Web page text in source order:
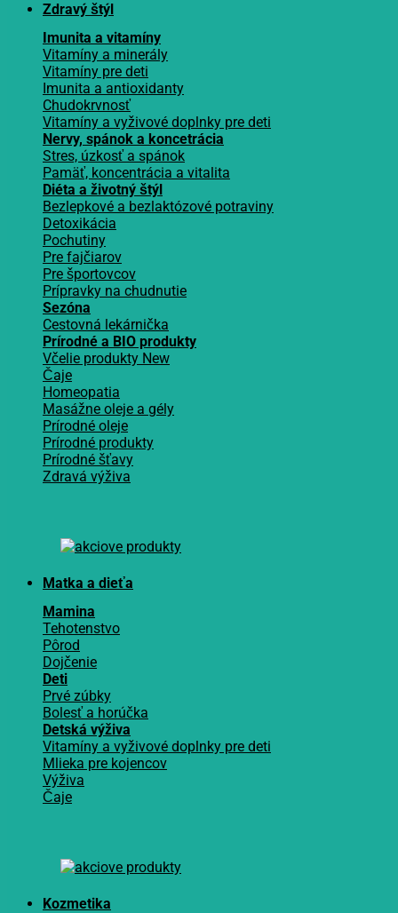
Zdravý štýl
Imunita a vitamíny
Vitamíny a minerály
Vitamíny pre deti
Imunita a antioxidanty
Chudokrvnosť
Vitamíny a vyživové doplnky pre deti
Nervy, spánok a koncetrácia
Stres, úzkosť a spánok
Pamäť, koncentrácia a vitalita
Diéta a životný štýl
Bezlepkové a bezlaktózové potraviny
Detoxikácia
Pochutiny
Pre fajčiarov
Pre športovcov
Prípravky na chudnutie
Sezóna
Cestovná lekárnička
Prírodné a BIO produkty
Včelie produkty
Čaje
Homeopatia
Masážne oleje a gély
Prírodné oleje
Prírodné produkty
Prírodné šťavy
Zdravá výživa
Matka a dieťa
Mamina
Tehotenstvo
Pôrod
Dojčenie
Deti
Prvé zúbky
Bolesť a horúčka
Detská výživa
Vitamíny a vyživové doplnky pre deti
Mlieka pre kojencov
Výživa
Čaje
Kozmetika